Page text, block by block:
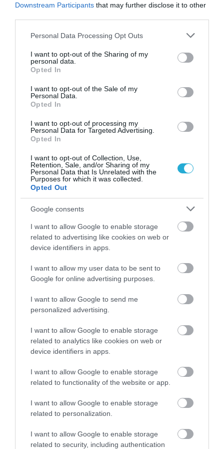
Downstream Participants that may further disclose it to other
Please note that this website/app uses one or more Google
not limited to your visit or usage behaviour. You may click to
grant or deny consent to Google and its third-party tags to
use your data for below specified purposes in below Google
consent section.
Personal Data Processing Opt Outs
I want to opt-out of the Sharing of my
personal data.
Opted In
I want to opt-out of the Sale of my
Personal Data.
Opted In
I want to opt-out of processing my
Personal Data for Targeted Advertising.
Opted In
I want to opt-out of Collection, Use,
Retention, Sale, and/or Sharing of my
Personal Data that Is Unrelated with the
Purposes for which it was collected.
Opted Out
Google consents
I want to allow Google to enable storage
related to advertising like cookies on web or
device identifiers in apps.
I want to allow my user data to be sent to
Google for online advertising purposes.
I want to allow Google to send me
personalized advertising.
I want to allow Google to enable storage
related to analytics like cookies on web or
device identifiers in apps.
I want to allow Google to enable storage
related to functionality of the website or app.
I want to allow Google to enable storage
related to personalization.
I want to allow Google to enable storage
related to security, including authentication
καταπληκτικές του επιδόσεις του έδωσαν μια θέση
στο Πανεπιστήμιο Κολούμπια της Νέας Υόρκης.
Εκεί το 1983 θα πάρει το πρώτο του πτυχίο στις
Πολιτικές Επιστήμες. Στο Σικάγο θα βρεθεί το 1985.
Θα γνωρίσει και την γυναίκα της ζωής του. Την
Μισέλ ΛαΒον Ρόμπινσον, που αργότερα έγινε Μισέλ
Ομπάμα και του χάρισε δυο κόρες. 32 χρόνια μετά
την γνωριμία τους, η Μισέλ Ομπάμα συνεχίζει να
είναι ένα από τα μεγαλύτερα κεφάλαια της ζωής
του, ένα κεφάλαιο που λάτρευε και πάντα θα
λατρεύει.
Στην πολιτική μπήκε το 1995. Και την επόμενη
χρονιά κέρδισε μια θέση στην Γερουσία της
πολιτείας του Ιλινόις. Το 2000 απέτυχε να εκλεγεί
βουλευτής. Αλλά δεν το έβαλε κάτω. Η θέση του
ήταν στον Λευκό Οίκο. Ο ίδιος το ήξερε από 8 ετών.
Όλοι οι υπόλοιποι, το μάθαμε τέσσερις δεκαετίες